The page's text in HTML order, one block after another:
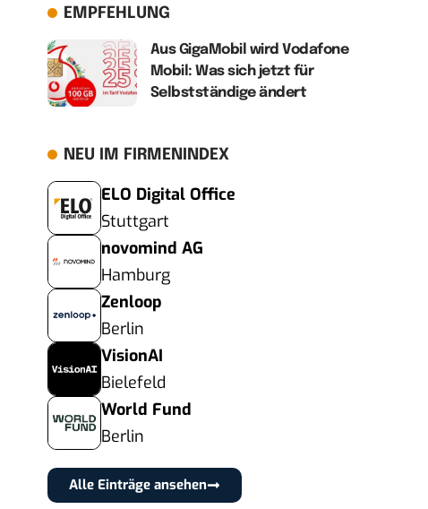
EMPFEHLUNG
Aus GigaMobil wird Vodafone
Mobil: Was sich jetzt für
Selbstständige ändert
NEU IM FIRMENINDEX
ELO Digital Office
Stuttgart
novomind AG
Hamburg
Zenloop
Berlin
VisionAI
Bielefeld
World Fund
Berlin
Alle Einträge ansehen